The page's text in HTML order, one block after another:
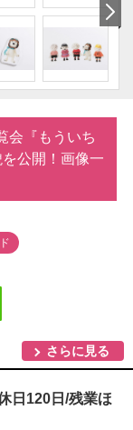
会『もういち
公開！画像一
さらに見る
日120日/残業ほ